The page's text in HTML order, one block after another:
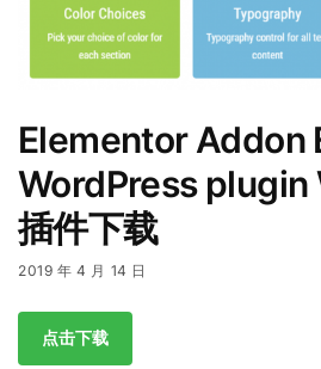
Elementor Addon
WordPress plugin
插件下载
2019 年 4 月 14 日
点击下载